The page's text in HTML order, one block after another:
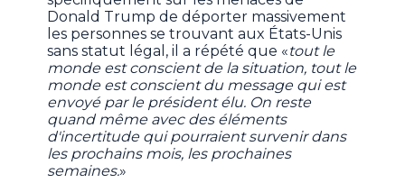
Donald Trump de déporter massivement
les personnes se trouvant aux États-Unis
sans statut légal, il a répété que «tout le
monde est conscient de la situation, tout le
monde est conscient du message qui est
envoyé par le président élu. On reste
quand même avec des éléments
d'incertitude qui pourraient survenir dans
les prochains mois, les prochaines
semaines.»